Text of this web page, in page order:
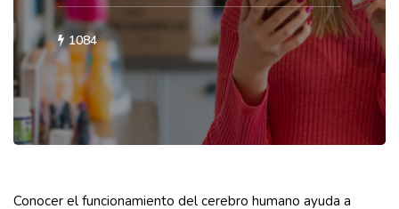
1084
Conocer el funcionamiento del cerebro humano ayuda a